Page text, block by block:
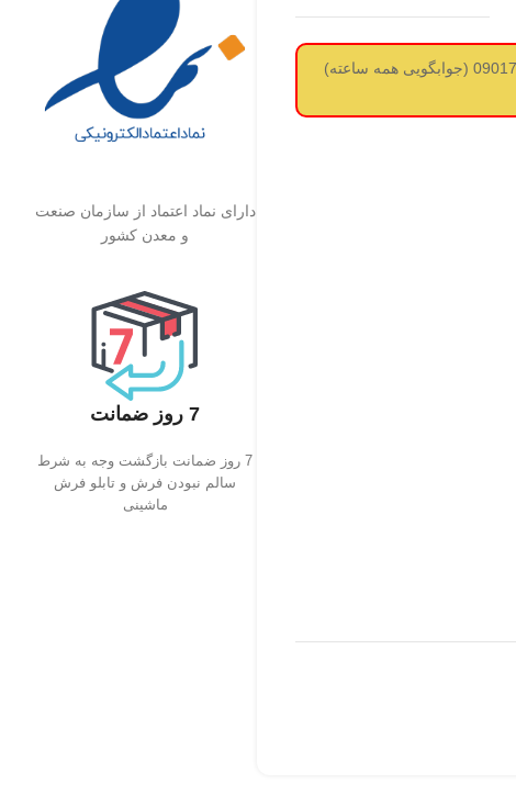
لطفا قبل از سفارش استعلام قیمت از طریق واتساپ بگیرید 09017737488 (جوابگویی همه ساعته)
دارای نماد اعتماد از سازمان صنعت
و معدن کشور
7 روز ضمانت
7 روز ضمانت بازگشت وجه به شرط
سالم نبودن فرش و تابلو فرش
ماشینی